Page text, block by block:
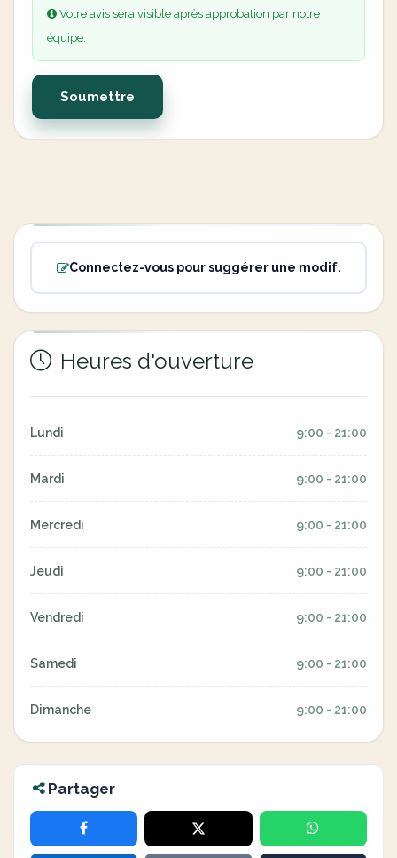
Votre avis sera visible après approbation par notre
équipe.
Soumettre
Connectez-vous pour suggérer une modif.
Heures d'ouverture
Lundi 9:00 - 21:00
Mardi 9:00 - 21:00
Mercredi 9:00 - 21:00
Jeudi 9:00 - 21:00
Vendredi 9:00 - 21:00
Samedi 9:00 - 21:00
Dimanche 9:00 - 21:00
Partager